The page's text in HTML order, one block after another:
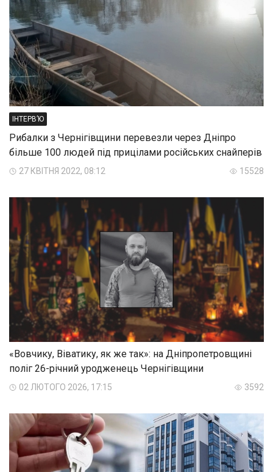
ІНТЕРВ’Ю
Рибалки з Чернігівщини перевезли через Дніпро
більше 100 людей під прицілами російських снайперів
27 КВІТНЯ 2022, 08:12 15528
«Вовчику, Віватику, як же так»: на Дніпропетровщині
поліг 26-річний уродженець Чернігівщини
02 ЛЮТОГО 2026, 17:15 3592